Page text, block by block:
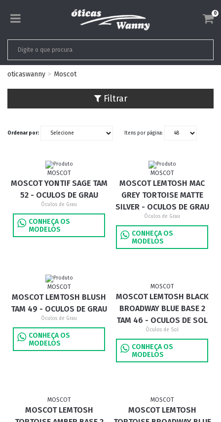
0
oticaswanny Moscot
Filtrar
Ordenar por: Itens por página:
MOSCOT
MOSCOT YONTIF SAGE TAM
52 - OCULOS DE GRAU
Óculos de Grau
CONHEÇA OS
MODELOS
MOSCOT
MOSCOT LEMTOSH MAC
GREY TORTOISE MATTE
SILVER - OCULOS DE GRAU
Óculos de Grau
CONHEÇA OS
MODELOS
MOSCOT
MOSCOT LEMTOSH BLUSH
TAM 49 - OCULOS DE GRAU
Óculos de Grau
CONHEÇA OS
MODELOS
MOSCOT
MOSCOT LEMTOSH BLACK
BROADWAY BLUE BASE 2
TAM 46 - OCULOS DE SOL
Óculos de Sol
CONHEÇA OS
MODELOS
MOSCOT
MOSCOT LEMTOSH
MOSCOT
MOSCOT LEMTOSH